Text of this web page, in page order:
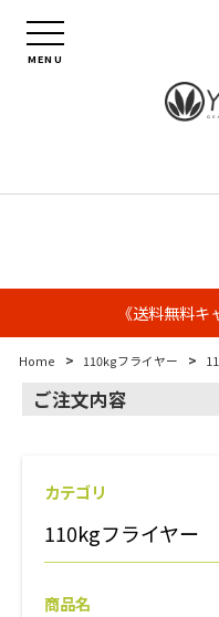
MENU
《送料無料キ
Home > 110kgフライヤー >
ご注文内容
カテゴリ
110kgフライヤー
商品名